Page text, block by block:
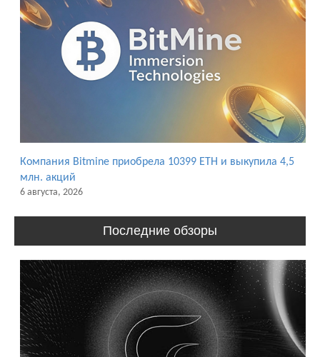
Компания Bitmine приобрела 10399 ETH и выкупила 4,5
млн. акций
6 августа, 2026
Последние обзоры